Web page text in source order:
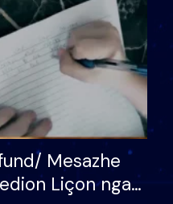
Mesazhe
Liçon nga